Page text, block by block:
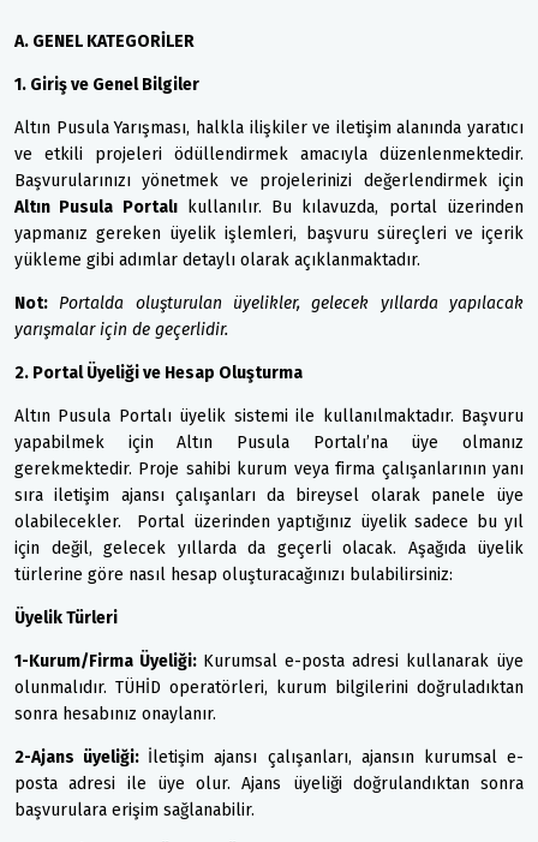
A. GENEL KATEGORİLER
1. Giriş ve Genel Bilgiler
Altın Pusula Yarışması, halkla ilişkiler ve iletişim alanında yaratıcı
ve etkili projeleri ödüllendirmek amacıyla düzenlenmektedir.
Başvurularınızı yönetmek ve projelerinizi değerlendirmek için
Altın Pusula Portalıkullanılır. Bu kılavuzda, portal üzerinden
yapmanız gereken üyelik işlemleri, başvuru süreçleri ve içerik
yükleme gibi adımlar detaylı olarak açıklanmaktadır.
Not: Portalda oluşturulan üyelikler, gelecek yıllarda yapılacak
yarışmalar için de geçerlidir.
2. Portal Üyeliği ve Hesap Oluşturma
Altın Pusula Portalı üyelik sistemi ile kullanılmaktadır. Başvuru
yapabilmek için Altın Pusula Portalı’na üye olmanız
gerekmektedir. Proje sahibi kurum veya firma çalışanlarının yanı
sıra iletişim ajansı çalışanları da bireysel olarak panele üye
olabilecekler. Portal üzerinden yaptığınız üyelik sadece bu yıl
için değil, gelecek yıllarda da geçerli olacak. Aşağıda üyelik
türlerine göre nasıl hesap oluşturacağınızı bulabilirsiniz:
Üyelik Türleri
1-Kurum/Firma Üyeliği: Kurumsal e-posta adresi kullanarak üye
olunmalıdır. TÜHİD operatörleri, kurum bilgilerini doğruladıktan
sonra hesabınız onaylanır.
2-Ajans üyeliği: İletişim ajansı çalışanları, ajansın kurumsal e-
posta adresi ile üye olur. Ajans üyeliği doğrulandıktan sonra
başvurulara erişim sağlanabilir.